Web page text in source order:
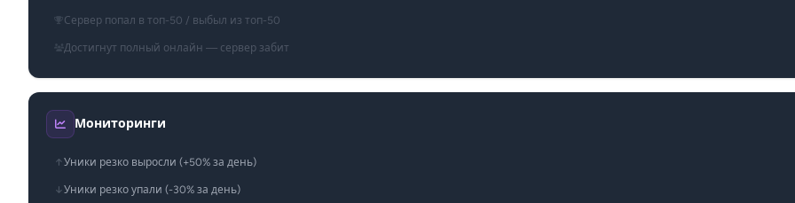
Сервер попал в топ-50 / выбыл из топ-50
Достигнут полный онлайн — сервер забит
Мониторинги
Уники резко выросли (+50% за день)
Уники резко упали (-30% за день)